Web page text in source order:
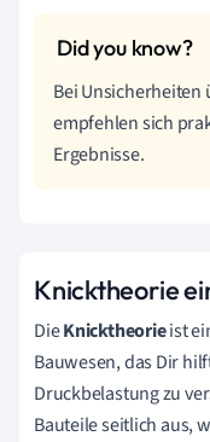
Bei Unsicherheiten
empfehlen sich
Ergebnisse.
Knicktheorie
DieKnicktheorieist
Bauwesen, das Dir
Druckbelastung zu
Bauteile seitlich aus,